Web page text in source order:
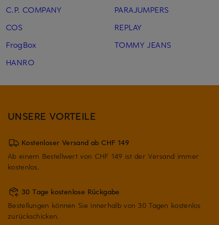
C.P. COMPANY
COS
FrogBox
HANRO
PARAJUMPERS
REPLAY
TOMMY JEANS
UNSERE VORTEILE
Kostenloser Versand ab CHF 149
Ab einem Bestellwert von CHF 149 ist der Versand immer
kostenlos.
30 Tage kostenlose Rückgabe
Bestellungen können Sie innerhalb von 30 Tagen kostenlos
zurückschicken.